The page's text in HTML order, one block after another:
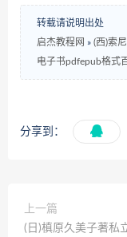
转载请说明出处
启杰教程网 » (西)索
电子书pdfepub格式
分享到：
上一篇
(日)槙原久美子著私